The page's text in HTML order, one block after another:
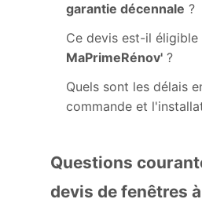
garantie décennale ?
Ce devis est-il éligible
MaPrimeRénov' ?
Quels sont les délais
commande et
Questions
devis de fenêtres